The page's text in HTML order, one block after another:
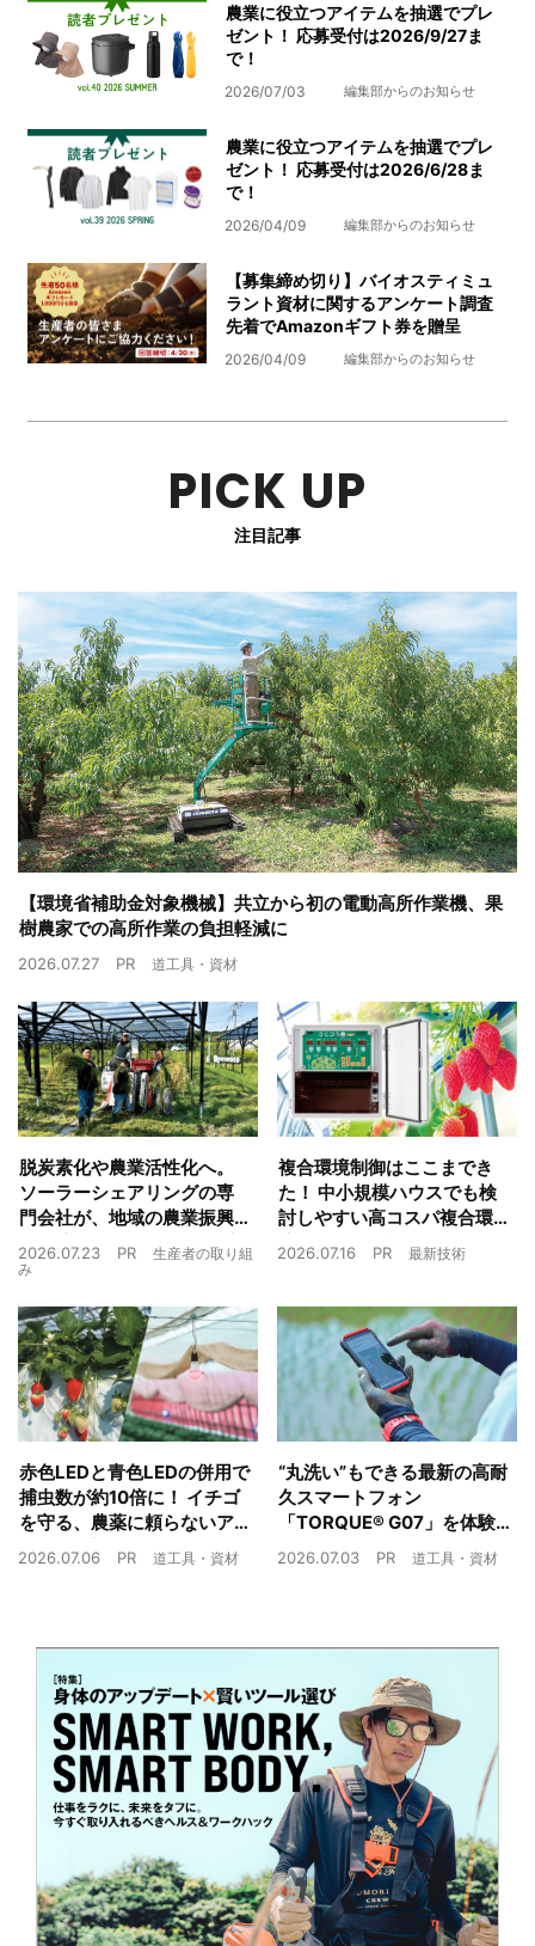
農業に役立つアイテムを抽選でプレ
ゼント！ 応募受付は2026/9/27ま
で！
2026/07/03 編集部からのお知らせ
農業に役立つアイテムを抽選でプレ
ゼント！ 応募受付は2026/6/28ま
で！
2026/04/09 編集部からのお知らせ
【募集締め切り】バイオスティミュ
ラント資材に関するアンケート調査
先着でAmazonギフト券を贈呈
2026/04/09 編集部からのお知らせ
PICK UP
注目記事
【環境省補助金対象機械】共立から初の電動高所作業機、果
樹農家での高所作業の負担軽減に
2026.07.27 PR 道工具・資材
脱炭素化や農業活性化へ。
ソーラーシェアリングの専
門会社が、地域の農業振興
や経済循環をワンストップ
でサポート
2026.07.23 PR
生産者の取り組
み
複合環境制御はここまでき
た！ 中小規模ハウスでも検
討しやすい高コスパ複合環
境制御装置が誕生
2026.07.16 PR 最新技術
赤色LEDと青色LEDの併用で
捕虫数が約10倍に！ イチゴ
を守る、農薬に頼らないア
ザミウマ対策
2026.07.06 PR 道工具・資材
“丸洗い”もできる最新の高耐
久スマートフォン
「TORQUE® G07」を体験
農業現場の“スマホの弱点”を
2026.07.03 PR 道工具・資材